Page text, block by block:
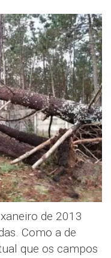
de 2013
Como a de
que os campos